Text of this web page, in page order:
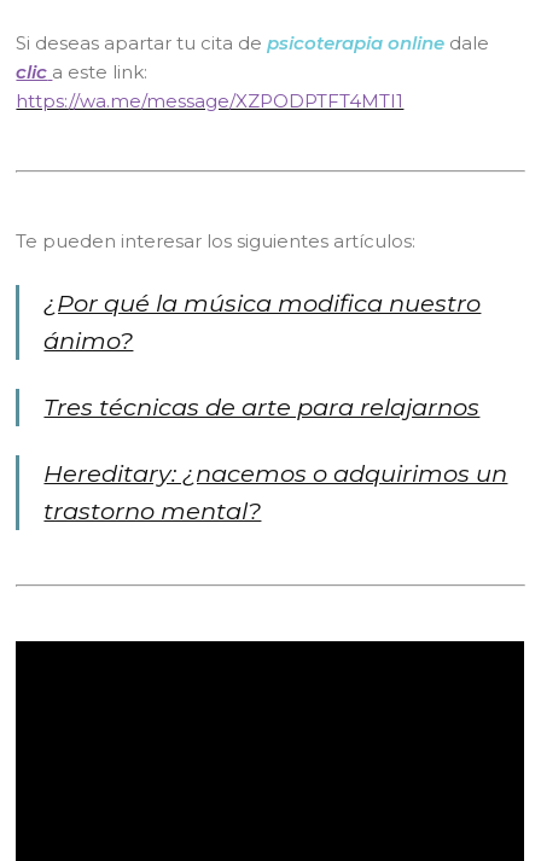
Si deseas apartar tu cita depsicoterapia online dale
clic a este link:
https://wa.me/message/XZPODPTFT4MTI1
Te pueden interesar los siguientes artículos:
¿Por qué la música modifica nuestro
ánimo?
Tres técnicas de arte para relajarnos
Hereditary: ¿nacemos o adquirimos un
trastorno mental?